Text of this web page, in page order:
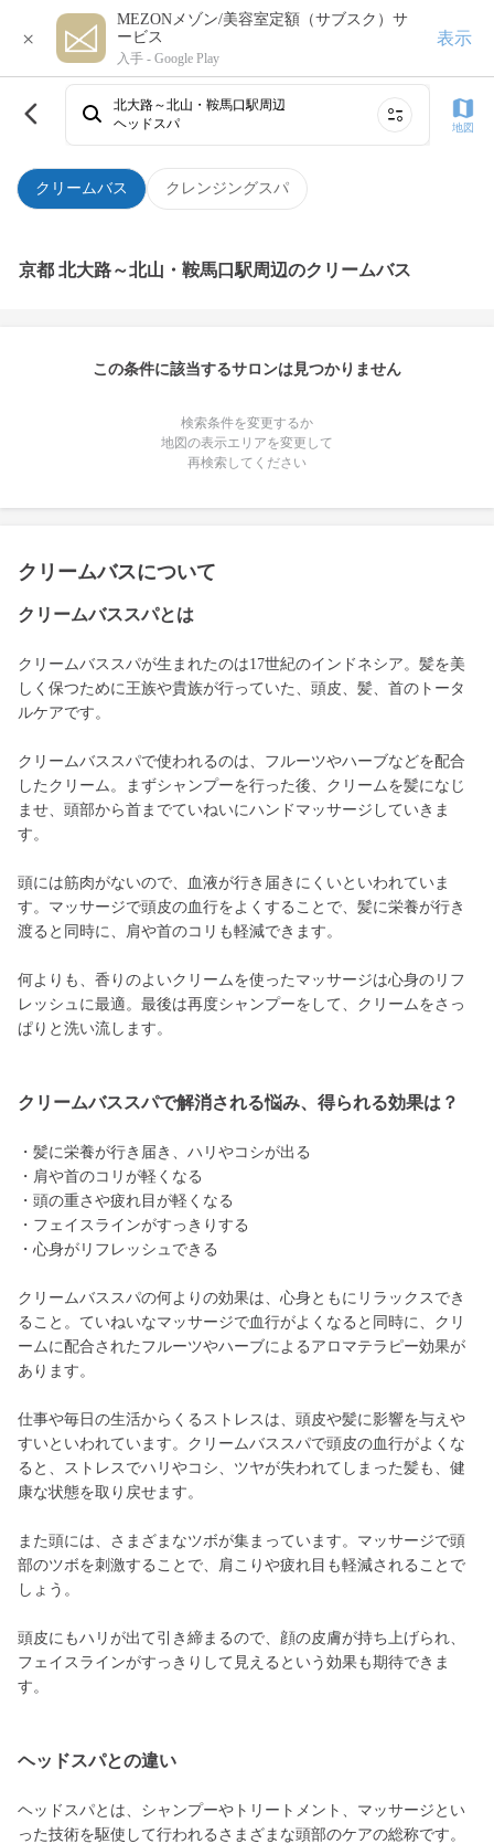
×
MEZONメゾン/美容室定額（サブスク）サ
ービス
入手 - Google Play
表示
クリームバス クレンジングスパ
北大路～北山・鞍馬口駅周辺
ヘッドスパ
地図
京都 北大路～北山・鞍馬口駅周辺のクリームバス
この条件に該当するサロンは見つかりません
検索条件を変更するか
地図の表示エリアを変更して
再検索してください
クリームバスについて
クリームバススパとは
クリームバススパが生まれたのは17世紀のインドネシア。髪を美
しく保つために王族や貴族が行っていた、頭皮、髪、首のトータ
ルケアです。
クリームバススパで使われるのは、フルーツやハーブなどを配合
したクリーム。まずシャンプーを行った後、クリームを髪になじ
ませ、頭部から首までていねいにハンドマッサージしていきま
す。
頭には筋肉がないので、血液が行き届きにくいといわれていま
す。マッサージで頭皮の血行をよくすることで、髪に栄養が行き
渡ると同時に、肩や首のコリも軽減できます。
何よりも、香りのよいクリームを使ったマッサージは心身のリフ
レッシュに最適。最後は再度シャンプーをして、クリームをさっ
ぱりと洗い流します。
クリームバススパで解消される悩み、得られる効果は？
・髪に栄養が行き届き、ハリやコシが出る
・肩や首のコリが軽くなる
・頭の重さや疲れ目が軽くなる
・フェイスラインがすっきりする
・心身がリフレッシュできる
クリームバススパの何よりの効果は、心身ともにリラックスでき
ること。ていねいなマッサージで血行がよくなると同時に、クリ
ームに配合されたフルーツやハーブによるアロマテラピー効果が
あります。
仕事や毎日の生活からくるストレスは、頭皮や髪に影響を与えや
すいといわれています。クリームバススパで頭皮の血行がよくな
ると、ストレスでハリやコシ、ツヤが失われてしまった髪も、健
康な状態を取り戻せます。
また頭には、さまざまなツボが集まっています。マッサージで頭
部のツボを刺激することで、肩こりや疲れ目も軽減されることで
しょう。
頭皮にもハリが出て引き締まるので、顔の皮膚が持ち上げられ、
フェイスラインがすっきりして見えるという効果も期待できま
す。
ヘッドスパとの違い
ヘッドスパとは、シャンプーやトリートメント、マッサージとい
った技術を駆使して行われるさまざまな頭部のケアの総称です。